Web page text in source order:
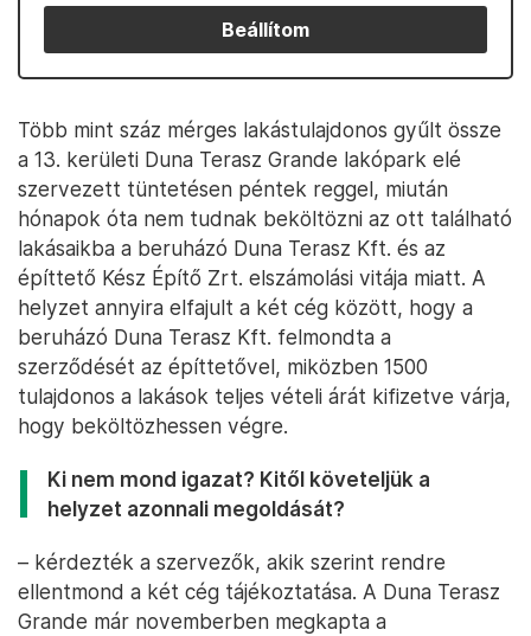
Beállítom
Több mint száz mérges lakástulajdonos gyűlt össze
a 13. kerületi Duna Terasz Grande lakópark elé
szervezett tüntetésen péntek reggel, miután
hónapok óta nem tudnak beköltözni az ott található
lakásaikba a beruházó Duna Terasz Kft. és az
építtető Kész Építő Zrt. elszámolási vitája miatt. A
helyzet annyira elfajult a két cég között, hogy a
beruházó Duna Terasz Kft. felmondta a
szerződését az építtetővel, miközben 1500
tulajdonos a lakások teljes vételi árát kifizetve várja,
hogy beköltözhessen végre.
Ki nem mond igazat? Kitől követeljük a
helyzet azonnali megoldását?
– kérdezték a szervezők, akik szerint rendre
ellentmond a két cég tájékoztatása. A Duna Terasz
Grande már novemberben megkapta a